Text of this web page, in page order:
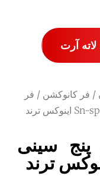
آرت
/ فر کانوکشن / فر
سینی